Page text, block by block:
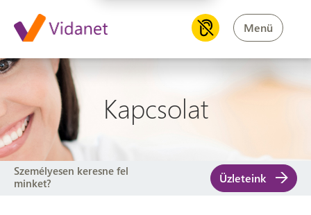
Menü
Kapcsolat
Üzleteink
Személyesen keresne fel
minket?